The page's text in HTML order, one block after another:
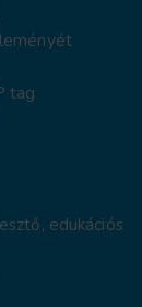
tag
edukációs